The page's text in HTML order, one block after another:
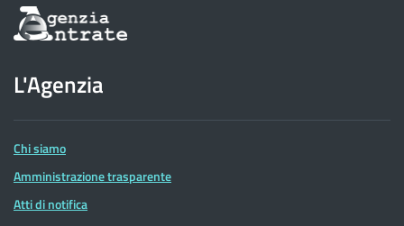
Informazioni
sul
dell'Agenzia
delle
Entrate
L'Agenzia
Chi siamo
Amministrazione trasparente
Atti di notifica